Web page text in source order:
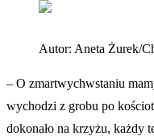
Autor: Aneta Żurek/
– O zmartwychwstaniu
wychodzi z grobu po
dokonało na krzyżu, każdy